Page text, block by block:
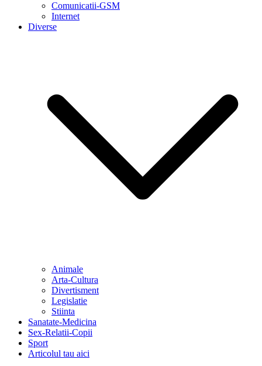
Comunicatii-GSM
Internet
Diverse
Animale
Arta-Cultura
Divertisment
Legislatie
Stiinta
Sanatate-Medicina
Sex-Relatii-Copii
Sport
Articolul tau aici